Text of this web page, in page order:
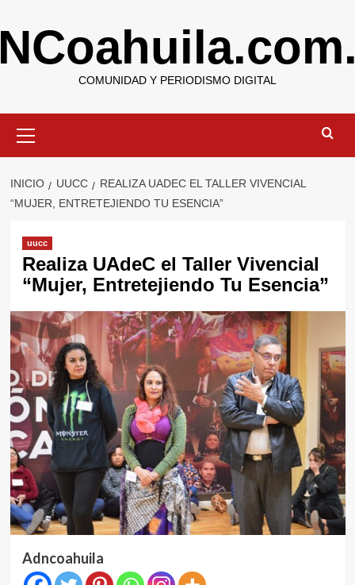
al
contenido
COMUNIDAD Y PERIODISMO DIGITAL
primario
INICIO UUCC
REALIZA UADEC EL TALLER VIVENCIAL
“MUJER, ENTRETEJIENDO TU ESENCIA”
uucc
Realiza UAdeC el Taller Vivencial
“Mujer, Entretejiendo Tu Esencia”
Adncoahuila